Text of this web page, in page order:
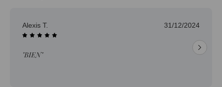
Alexis T. 31/12/2024
"BIEN"